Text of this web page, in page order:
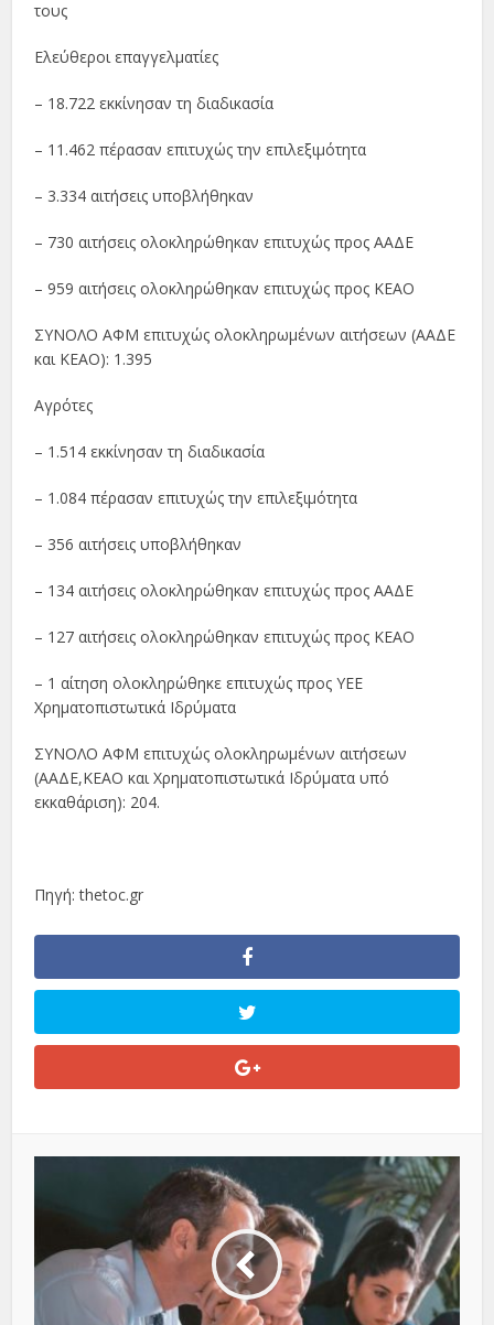
τους
Ελεύθεροι επαγγελματίες
– 18.722 εκκίνησαν τη διαδικασία
– 11.462 πέρασαν επιτυχώς την επιλεξιμότητα
– 3.334 αιτήσεις υποβλήθηκαν
– 730 αιτήσεις ολοκληρώθηκαν επιτυχώς προς ΑΑΔΕ
– 959 αιτήσεις ολοκληρώθηκαν επιτυχώς προς ΚΕΑΟ
ΣΥΝΟΛΟ ΑΦΜ επιτυχώς ολοκληρωμένων αιτήσεων (ΑΑΔΕ
και ΚΕΑΟ): 1.395
Αγρότες
– 1.514 εκκίνησαν τη διαδικασία
– 1.084 πέρασαν επιτυχώς την επιλεξιμότητα
– 356 αιτήσεις υποβλήθηκαν
– 134 αιτήσεις ολοκληρώθηκαν επιτυχώς προς ΑΑΔΕ
– 127 αιτήσεις ολοκληρώθηκαν επιτυχώς προς ΚΕΑΟ
– 1 αίτηση ολοκληρώθηκε επιτυχώς προς ΥΕΕ
Χρηματοπιστωτικά Ιδρύματα
ΣΥΝΟΛΟ ΑΦΜ επιτυχώς ολοκληρωμένων αιτήσεων
(ΑΑΔΕ,ΚΕΑΟ και Χρηματοπιστωτικά Ιδρύματα υπό
εκκαθάριση): 204.
Πηγή: thetoc.gr